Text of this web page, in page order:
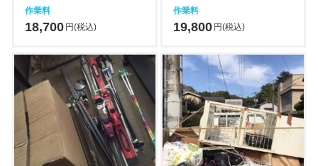
作業料
18,700 円(税込)
作業料
19,800 円(税込)